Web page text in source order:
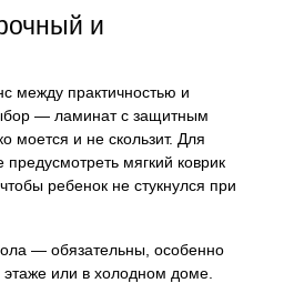
и
между практичностью и
— ламинат с защитным
моется и не скользит. Для
мягкий коврик
ребенок не стукнулся при
— обязательны, особенно
или в холодном доме.